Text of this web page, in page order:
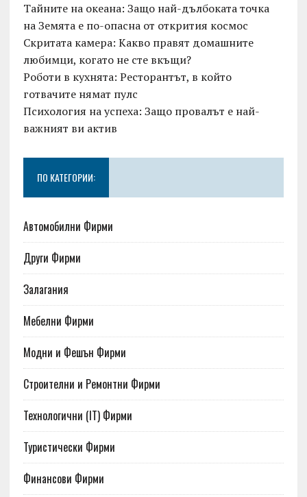
Тайните на океана: Защо най-дълбоката точка
на Земята е по-опасна от открития космос
Скритата камера: Какво правят домашните
любимци, когато не сте вкъщи?
Роботи в кухнята: Ресторантът, в който
готвачите нямат пулс
Психология на успеха: Защо провалът е най-
важният ви актив
ПО КАТЕГОРИИ:
Автомобилни Фирми
Други Фирми
Залагания
Мебелни Фирми
Модни и Фешън Фирми
Строителни и Ремонтни Фирми
Технологични (IT) Фирми
Туристически Фирми
Финансови Фирми